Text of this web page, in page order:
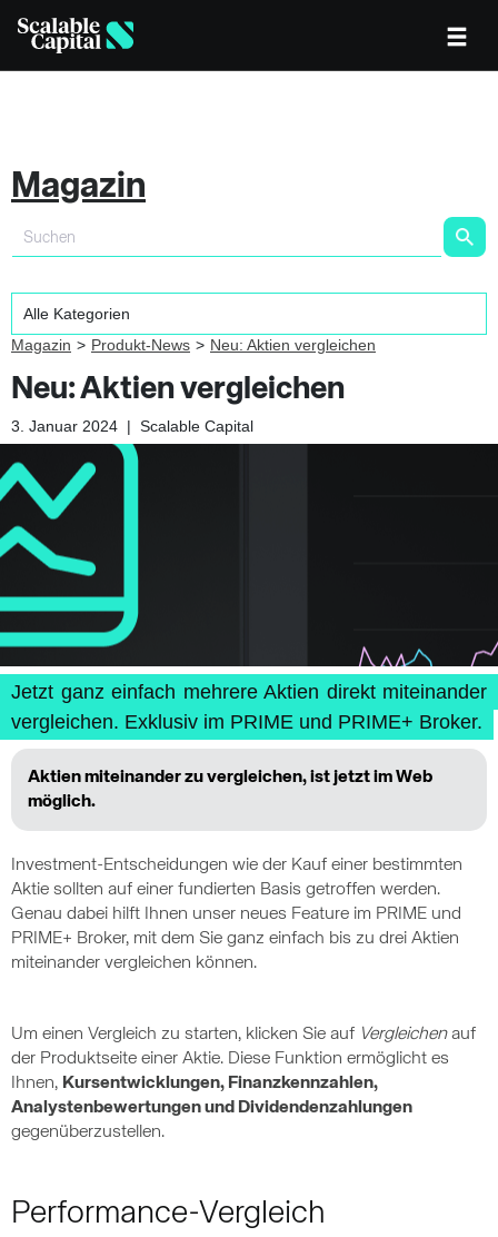
Magazin
Magazin Produkt-News Neu: Aktien vergleichen
Neu: Aktien vergleichen
3. Januar 2024 | Scalable Capital
Jetzt ganz einfach mehrere Aktien direkt miteinander
vergleichen. Exklusiv im PRIME und PRIME+ Broker.
Aktien miteinander zu vergleichen, ist jetzt im Web
möglich.
Investment-Entscheidungen wie der Kauf einer bestimmten
Aktie sollten auf einer fundierten Basis getroffen werden.
Genau dabei hilft Ihnen unser neues Feature im PRIME und
PRIME+ Broker, mit dem Sie ganz einfach bis zu drei Aktien
miteinander vergleichen können.
Um einen Vergleich zu starten, klicken Sie auf Vergleichenauf
der Produktseite einer Aktie. Diese Funktion ermöglicht es
Ihnen, Kursentwicklungen, Finanzkennzahlen,
Analystenbewertungen und Dividendenzahlungen
gegenüberzustellen.
Performance-Vergleich